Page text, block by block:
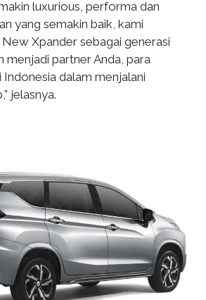
luxurious, performa dan
yang semakin baik, kami
Xpander sebagai generasi
menjadi partner Anda, para
dalam menjalani
jelasnya.